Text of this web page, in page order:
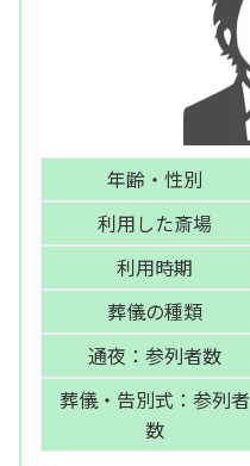
年齢・性別
利用した斎場
利用時期
葬儀の種類
通夜：参列者数
葬儀・告別式：参列者
数